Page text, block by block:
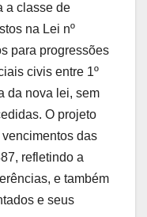
a classe de
na Lei nº
para progressões
civis entre 1º
da nova lei, sem
O projeto
das
refletindo a
e também
e seus